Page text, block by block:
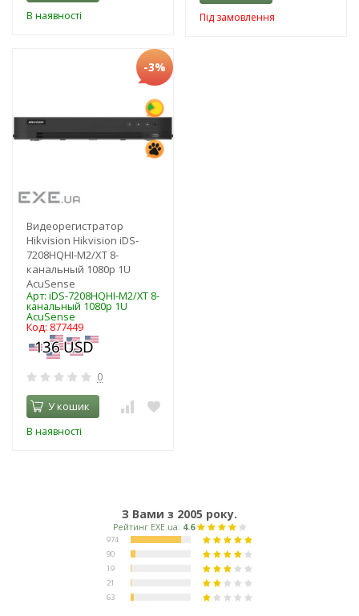
В наявності Під замовлення
-3%
Видеорегистратор
Hikvision Hikvision iDS-
7208HQHI-M2/XT 8-
канальный 1080p 1U
AcuSense
Арт: iDS-7208HQHI-M2/XT 8-
канальный 1080p 1U
AcuSense
Код: 877449
0
У кошик
В наявності
З Вами з 2005 року.